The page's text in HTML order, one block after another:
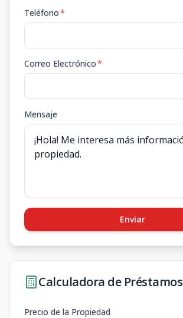
Teléfono*
Correo Electrónico*
Mensaje
Enviar
Calculadora de Préstamos
Precio de la Propiedad